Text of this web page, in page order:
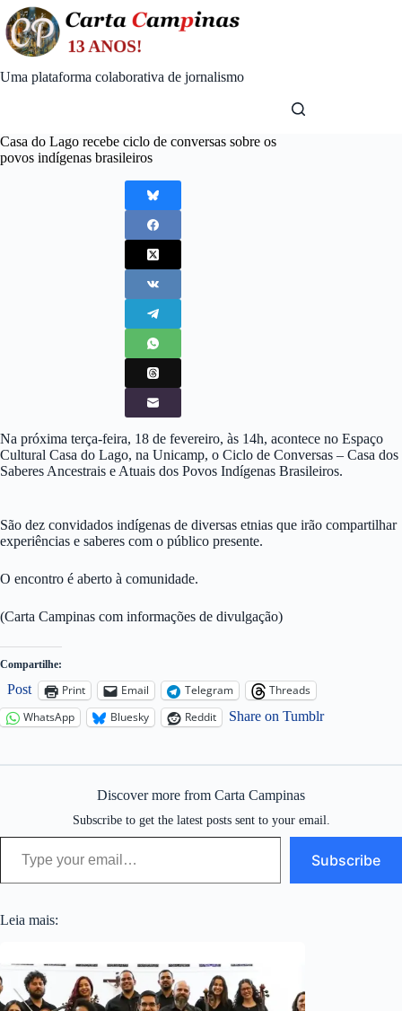
Skip
to
content
Uma plataforma colaborativa de jornalismo
Casa do Lago recebe ciclo de conversas sobre os
povos indígenas brasileiros
Na próxima terça-feira, 18 de fevereiro, às 14h, acontece no Espaço
Cultural Casa do Lago, na Unicamp, o Ciclo de Conversas – Casa dos
Saberes Ancestrais e Atuais dos Povos Indígenas Brasileiros.
São dez convidados indígenas de diversas etnias que irão compartilhar
experiências e saberes com o público presente.
O encontro é aberto à comunidade.
(Carta Campinas com informações de divulgação)
Compartilhe:
Post Print Email Telegram
Threads
WhatsApp
Bluesky Reddit Share on Tumblr
Discover more from Carta Campinas
Subscribe to get the latest posts sent to your email.
Type your email…
Subscribe
Leia mais: